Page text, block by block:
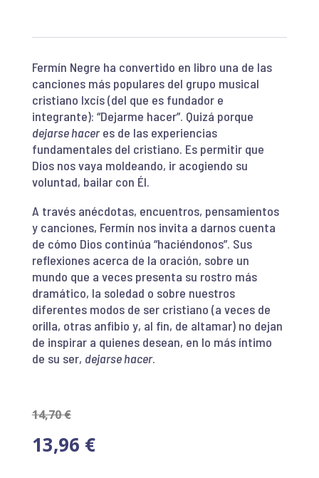
Fermín Negre ha convertido en libro una de las
canciones más populares del grupo musical
cristiano Ixcís (del que es fundador e
integrante): “Dejarme hacer”. Quizá porque
dejarse haceres de las experiencias
fundamentales del cristiano. Es permitir que
Dios nos vaya moldeando, ir acogiendo su
voluntad, bailar con Él.
A través anécdotas, encuentros, pensamientos
y canciones, Fermín nos invita a darnos cuenta
de cómo Dios continúa “haciéndonos”. Sus
reflexiones acerca de la oración, sobre un
mundo que a veces presenta su rostro más
dramático, la soledad o sobre nuestros
diferentes modos de ser cristiano (a veces de
orilla, otras anfibio y, al fin, de altamar) no dejan
de inspirar a quienes desean, en lo más íntimo
de su ser, dejarse hacer.
14,70€
13,96 €